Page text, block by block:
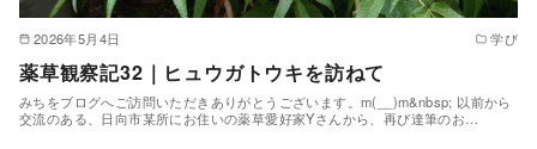
2026年5月4日 学び
薬草観察記32｜ヒュウガトウキを訪ねて
みちをブログへご訪問いただきありがとうございます。m(__)m&nbsp; 以前から
交流のある、日向市某所にお住いの薬草愛好家Yさんから、再び達筆のお…